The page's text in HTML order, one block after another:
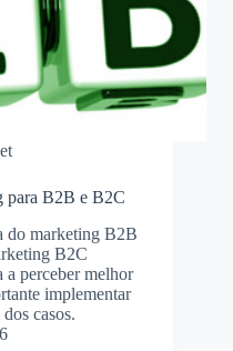
para B2B e B2C
do marketing B2B
B2C
a perceber melhor
implementar
casos.